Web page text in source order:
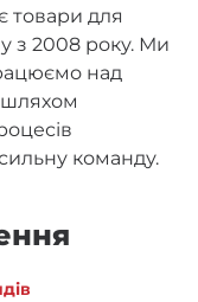
товари для
з 2008 року. Ми
над
шляхом
команду.